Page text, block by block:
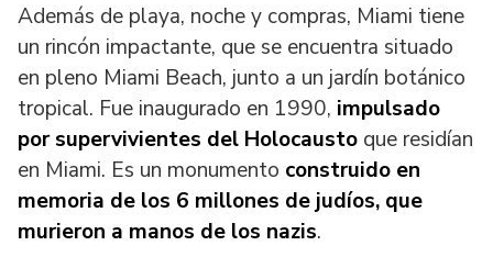
Además de playa, noche y compras, Miami tiene
un rincón impactante, que se encuentra situado
en pleno Miami Beach, junto a un jardín botánico
tropical. Fue inaugurado en 1990, impulsado
porsupervivientes del Holocausto que residían
en Miami. Es un monumento construido en
memoria de los 6 millones de judíos, que
murieron a manos de los nazis.